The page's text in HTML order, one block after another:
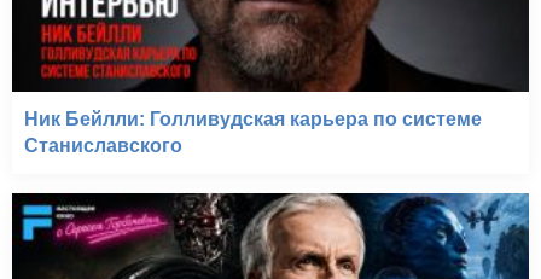
Ник Бейлли: Голливудская карьера по системе
Станиславского